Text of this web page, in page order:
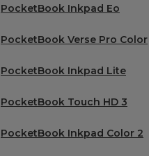
PocketBook Inkpad Eo
PocketBook Verse Pro Color
PocketBook Inkpad Lite
PocketBook Touch HD 3
PocketBook Inkpad Color 2